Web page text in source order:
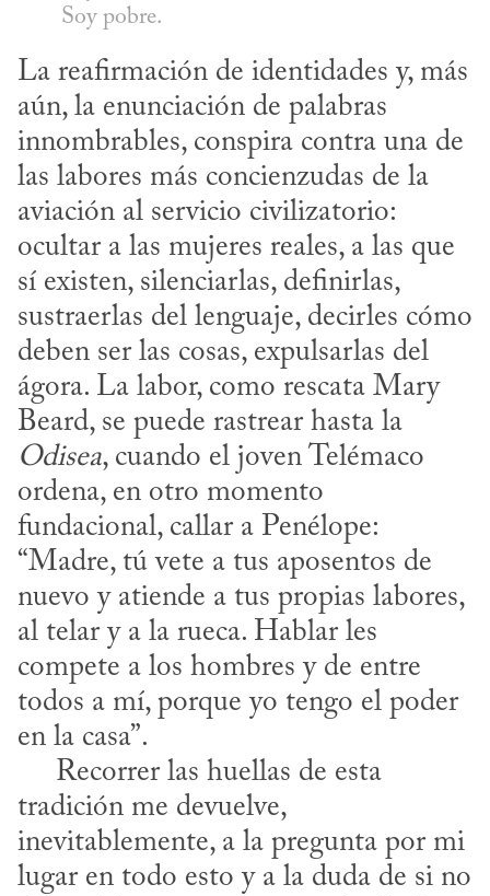
Soy pobre.
La reafirmación de identidades y, más
aún, la enunciación de palabras
innombrables, conspira contra una de
las labores más concienzudas de la
aviación al servicio civilizatorio:
ocultar a las mujeres reales, a las que
sí existen, silenciarlas, definirlas,
sustraerlas del lenguaje, decirles cómo
deben ser las cosas, expulsarlas del
ágora. La labor, como rescata Mary
Odisea, cuando el joven Telémaco
ordena, en otro momento
fundacional, callar a Penélope:
“Madre, tú vete a tus aposentos de
nuevo y atiende a tus propias labores,
al telar y a la rueca. Hablar les
compete a los hombres y de entre
todos a mí, porque yo tengo el poder
en la casa”.
tradición me devuelve,
inevitablemente, a la pregunta por mi
lugar en todo esto y a la duda de si no